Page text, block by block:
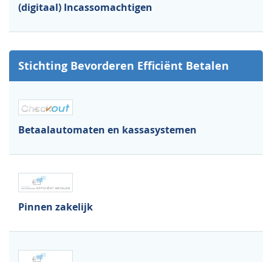
(digitaal) Incassomachtigen
Stichting Bevorderen Efficiënt Betalen
Betaalautomaten en kassasystemen
Pinnen zakelijk